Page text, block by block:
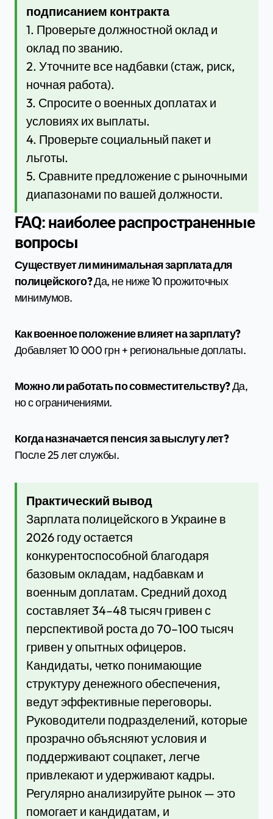
подписанием контракта
1. Проверьте должностной оклад и
оклад по званию.
2. Уточните все надбавки (стаж, риск,
ночная работа).
3. Спросите о военных доплатах и
условиях их выплаты.
4. Проверьте социальный пакет и
льготы.
5. Сравните предложение с рыночными
диапазонами по вашей должности.
FAQ: наиболее распространенные
вопросы
Существует ли минимальная зарплата для
полицейского?Да, не ниже 10 прожиточных
минимумов.
Как военное положение влияет на зарплату?
Добавляет 10 000 грн + региональные доплаты.
Можно ли работать по совместительству?Да,
но с ограничениями.
Когда назначается пенсия за выслугу лет?
После 25 лет службы.
Практический вывод
Зарплата полицейского в Украине в
2026 году остается
конкурентоспособной благодаря
базовым окладам, надбавкам и
военным доплатам. Средний доход
составляет 34–48 тысяч гривен с
перспективой роста до 70–100 тысяч
гривен у опытных офицеров.
Кандидаты, четко понимающие
структуру денежного обеспечения,
ведут эффективные переговоры.
Руководители подразделений, которые
прозрачно объясняют условия и
поддерживают соцпакет, легче
привлекают и удерживают кадры.
Регулярно анализируйте рынок — это
помогает и кандидатам, и